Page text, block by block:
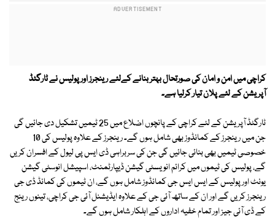
کراچی میں امن و امان کی صورتحال بہتر بنانے کےلئے رینجرز اور پولیس نے ٹارگٹڈ
آپریشن کے لئے پلان تیار کرلیا ہے۔
ٹارگٹڈ آپریشن کے لئے کراچی کے پانچوں اضلاع میں 25 ٹیمیں تشکیل دی جائیں گی
جن میں رینجرز کے کمانڈوز بھی شامل ہوں گے۔ رینجرز کے علاوہ پولیس کی 10
خصوصی ٹیمیں بھی بنائی جائیں گی جن کی سربراہی ڈی ایس پی لیول کے افسران کریں
گے، پولیس کی ٹیموں میں کرائم انویسٹی گیشن ڈیپارٹمنٹ، اسپیشل انوسٹی گیشن
یونٹ اورپولیس کے ایس ایس جی کمانڈوز شامل ہوں گے، ان ٹیموں کی کمانڈ ڈی جی
رینجرز کریں گے اور ان کے ساتھ آئی جی کے علاوہ ایڈیشنل آئی جی کراچی، تینوں رینج
کے ڈی آئی جیز اور تمام خفیہ اداروں کے اہلکار شامل ہوں گے۔